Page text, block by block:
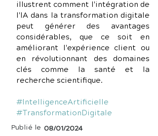
illustrent comment l'intégration de
l'IA dans la transformation digitale
peut générer des avantages
considérables, que ce soit en
améliorant l'expérience client ou
en révolutionnant des domaines
clés comme la santé et la
recherche scientifique.
#IntelligenceArtificielle
#TransformationDigitale
Publié le 08/01/2024